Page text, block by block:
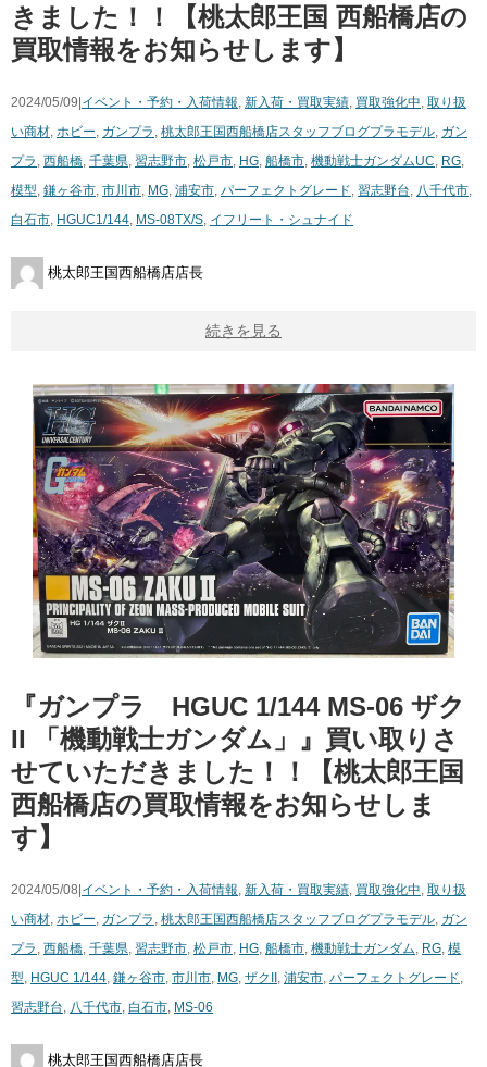
きました！！【桃太郎王国 西船橋店の
買取情報をお知らせします】
2024/05/09|イベント・予約・入荷情報 新入荷・買取実績 買取強化中 取り扱
い商材 ホビー ガンプラ 桃太郎王国西船橋店スタッフブログプラモデル ガン
プラ 西船橋 千葉県 習志野市 松戸市 HG 船橋市 機動戦士ガンダムUC RG
模型 鎌ヶ谷市 市川市 MG 浦安市 パーフェクトグレード 習志野台 八千代市
白石市 HGUC1/144 MS-08TX/S イフリート・シュナイド
桃太郎王国西船橋店店長
続きを見る
『ガンプラ HGUC 1/144 ​MS-06 ​ザク
II ​「機動戦士ガンダム」』買い取りさ
せていただきました！！【桃太郎王国
西船橋店の買取情報をお知らせしま
す】
2024/05/08| イベント・予約・入荷情報, 新入荷・買取実績, 買取強化中, 取り扱
い商材, ホビー, ガンプラ , 桃太郎王国西船橋店スタッフブログプラモデル, ガン
プラ , 西船橋, 千葉県, 習志野市, 松戸市, HG, 船橋市, 機動戦士ガンダム, RG, 模
型, HGUC 1/144, 鎌ヶ谷市, 市川市, MG, ザクII , 浦安市, パーフェクトグレード,
習志野台, 八千代市, 白石市, MS-06
桃太郎王国西船橋店店長